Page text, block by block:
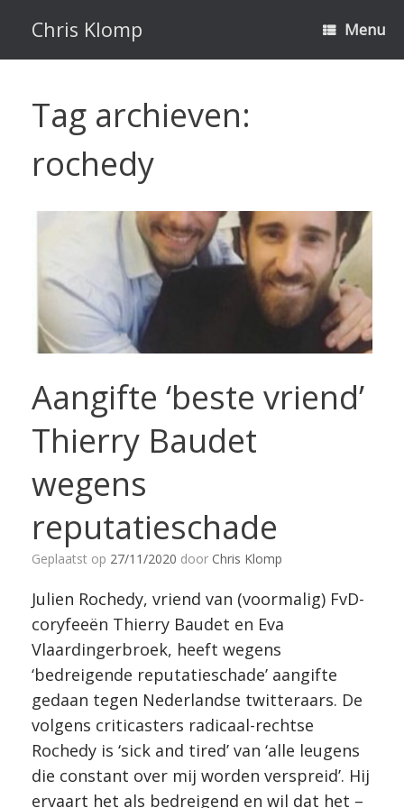
inhoud
Chris Klomp Menu
Tag archieven:
rochedy
Aangifte ‘beste vriend’
Thierry Baudet
wegens
reputatieschade
Geplaatst op 27/11/2020 door Chris Klomp
Julien Rochedy, vriend van (voormalig) FvD-
coryfeeën Thierry Baudet en Eva
Vlaardingerbroek, heeft wegens
‘bedreigende reputatieschade’ aangifte
gedaan tegen Nederlandse twitteraars. De
volgens criticasters radicaal-rechtse
Rochedy is ‘sick and tired’ van ‘alle leugens
die constant over mij worden verspreid’. Hij
ervaart het als bedreigend en wil dat het –